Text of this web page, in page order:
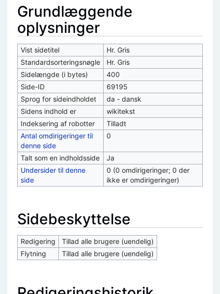
Grundlæggende
oplysninger
Vist sidetitel
Hr. Gris
Standardsorteringsnøgle
Hr. Gris
Sidelængde (i bytes)
400
Side-ID
69195
Sprog for sideindholdet
da - dansk
Sidens indhold er
wikitekst
Indeksering af robotter
Tilladt
Antal omdirigeringer til
denne side
0
Talt som en indholdsside
Ja
Undersider til denne
side
0 (0 omdirigeringer; 0 der
ikke er omdirigeringer)
Sidebeskyttelse
Redigering
Tillad alle brugere (uendelig)
Flytning
Tillad alle brugere (uendelig)